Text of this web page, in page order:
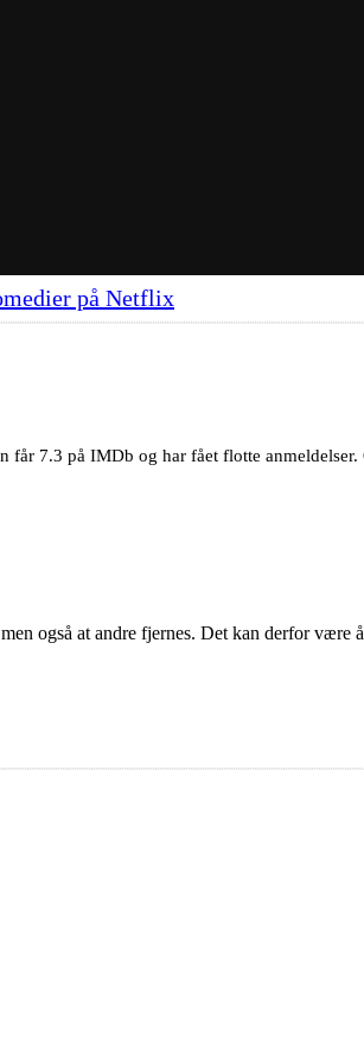
på Netflix
7.3 på IMDb og har fået flotte
også at andre fjernes. Det kan derfor være